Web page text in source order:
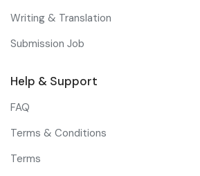
Writing & Translation
Submission Job
Help & Support
FAQ
Terms & Conditions
Terms